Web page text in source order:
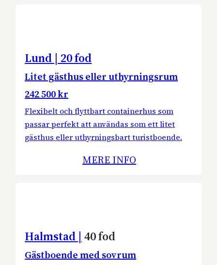
Lund | 20 fod
Litet gästhus eller uthyrningsrum
242 500 kr
Flexibelt och flyttbart containerhus som
passar perfekt att användas som ett litet
gästhus eller uthyrningsbart turistboende.
MERE INFO
Halmstad | 40 fod
Gästboende med sovrum